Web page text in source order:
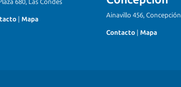
680, Las Condes
Mapa
Ainavillo 456, Concepción
Contacto Mapa